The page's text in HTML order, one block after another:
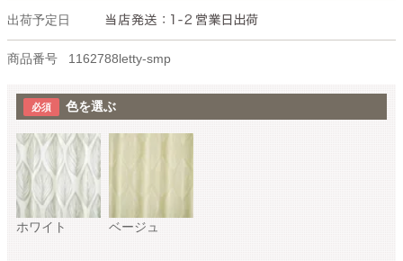
出荷予定日
商品番号 1162788letty-smp
色を選ぶ
ホワイト ベージュ